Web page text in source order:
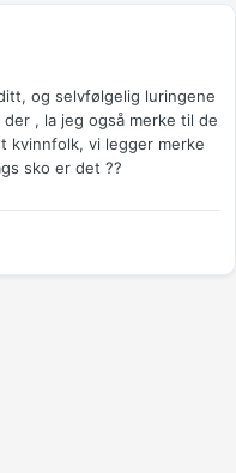
og selvfølgelig luringene
, la jeg også merke til de
kvinnfolk, vi legger merke
sko er det ??